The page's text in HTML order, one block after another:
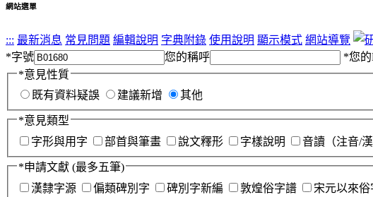
網站選單
::: 最新消息 常見問題 編輯說明 字典附錄 使用說明 顯示模式 網站導覽
*字號 您的稱呼 *您的
*意見性質
既有資料疑誤
建議新增 其他
*意見類型
字形與用字
部首與筆畫 說文釋形 字樣說明 音讀（注音/漢
*申請文獻 (最多五筆)
漢隸字源
偏類碑別字 碑別字新編 敦煌俗字譜 宋元以來俗